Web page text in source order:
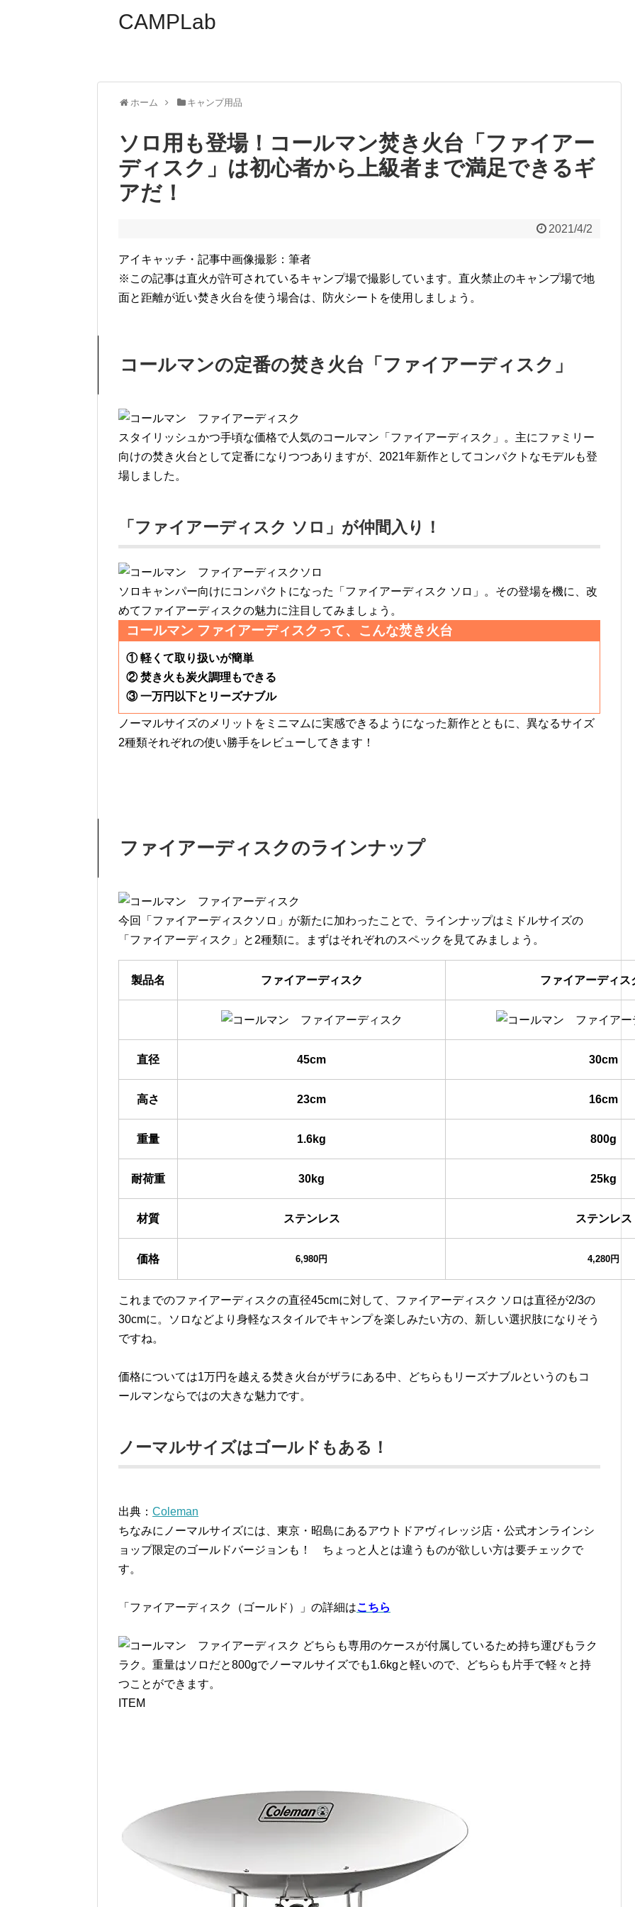
CAMPLab
ホーム キャンプ用品
ソロ用も登場！コールマン焚き火台「ファイアー
ディスク」は初心者から上級者まで満足できるギ
アだ！
2021/4/2
アイキャッチ・記事中画像撮影：筆者
※この記事は直火が許可されているキャンプ場で撮影しています。直火禁止のキャンプ場で地
面と距離が近い焚き火台を使う場合は、防火シートを使用しましょう。
コールマンの定番の焚き火台「ファイアーディスク」
スタイリッシュかつ手頃な価格で人気のコールマン「ファイアーディスク」。主にファミリー
向けの焚き火台として定番になりつつありますが、2021年新作としてコンパクトなモデルも登
場しました。
「ファイアーディスク ソロ」が仲間入り！
ソロキャンパー向けにコンパクトになった「ファイアーディスク ソロ」。その登場を機に、改
めてファイアーディスクの魅力に注目してみましょう。
コールマン ファイアーディスクって、こんな焚き火台
① 軽くて取り扱いが簡単
② 焚き火も炭火調理もできる
③ 一万円以下とリーズナブル
ノーマルサイズのメリットをミニマムに実感できるようになった新作とともに、異なるサイズ
2種類それぞれの使い勝手をレビューしてきます！
ファイアーディスクのラインナップ
今回「ファイアーディスクソロ」が新たに加わったことで、ラインナップはミドルサイズの
「ファイアーディスク」と2種類に。まずはそれぞれのスペックを見てみましょう。
製品名 ファイアーディスク ファイアーディス
直径 45cm 30cm
高さ 23cm 16cm
重量 1.6kg 800g
耐荷重 30kg 25kg
材質 ステンレス ステンレス
価格 6,980円 4,280円
これまでのファイアーディスクの直径45cmに対して、ファイアーディスク ソロは直径が2/3の
30cmに。ソロなどより身軽なスタイルでキャンプを楽しみたい方の、新しい選択肢になりそう
ですね。
価格については1万円を越える焚き火台がザラにある中、どちらもリーズナブルというのもコ
ールマンならではの大きな魅力です。
ノーマルサイズはゴールドもある！
出典： Coleman
ちなみにノーマルサイズには、東京・昭島にあるアウトドアヴィレッジ店・公式オンラインシ
ョップ限定のゴールドバージョンも！ ちょっと人とは違うものが欲しい方は要チェックで
す。
「ファイアーディスク（ゴールド）」の詳細はこちら
どちらも専用のケースが付属しているため持ち運びもラク
ラク。重量はソロだと800gでノーマルサイズでも1.6kgと軽いので、どちらも片手で軽々と持
つことができます。
ITEM